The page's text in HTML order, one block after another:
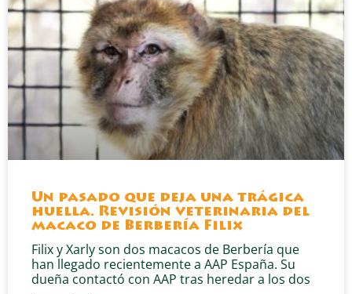
Un pasado que deja una trágica
huella. Revisión veterinaria del
macaco de Berbería Filix
Filix y Xarly son dos macacos de Berbería que
han llegado recientemente a AAP España. Su
dueña contactó con AAP tras heredar a los dos